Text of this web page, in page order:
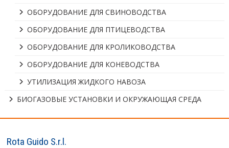
ОБОРУДОВАНИЕ ДЛЯ СВИНОВОДСТВА
ОБОРУДОВАНИЕ ДЛЯ ПТИЦЕВОДСТВА
ОБОРУДОВАНИЕ ДЛЯ КРОЛИКОВОДСТВА
ОБОРУДОВАНИЕ ДЛЯ КОНЕВОДСТВА
УТИЛИЗАЦИЯ ЖИДКОГО НАВОЗА
БИОГАЗОВЫЕ УСТАНОВКИ И ОКРУЖАЮЩАЯ СРЕДА
Rota Guido S.r.l.